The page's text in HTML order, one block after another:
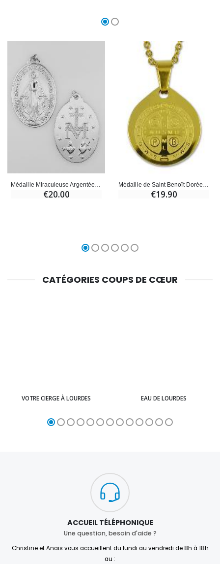
€20.00 €19.90
CATÉGORIES COUPS DE CŒUR
VOTRE CIERGE À LOURDES EAU DE LOURDES
ACCUEIL TÉLÉPHONIQUE
Une question, besoin d'aide ?
Christine et Anaïs vous accueillent du lundi au vendredi de 8h à 18h
au :